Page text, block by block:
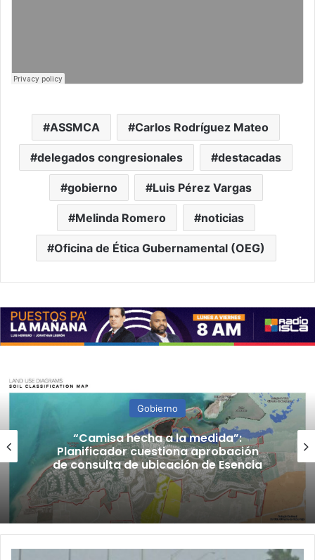
ASSMCA Carlos Rodríguez Mateo
delegados congresionales destacadas
gobierno Luis Pérez Vargas
Melinda Romero noticias
Oficina de Ética Gubernamental (OEG)
Gobierno
“Camisa hecha a la medida”:
Planificador cuestiona aprobación
de consulta de ubicación de Esencia